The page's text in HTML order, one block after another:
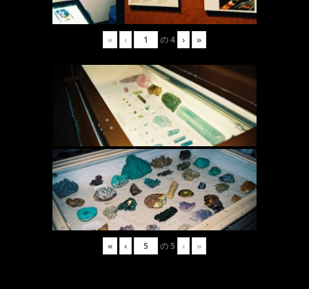
« ‹ の4 › »
« ‹ の5 › »